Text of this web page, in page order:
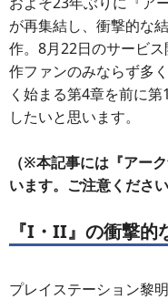
が再集結し、衝撃的な
作。8月22日のサービ
作ファンのみならず多
く始まる第4章を前に
したいと思います。
（※本記事には『アー
います。ご注意ください
『I・II』の衝撃的
プレイステーション黎